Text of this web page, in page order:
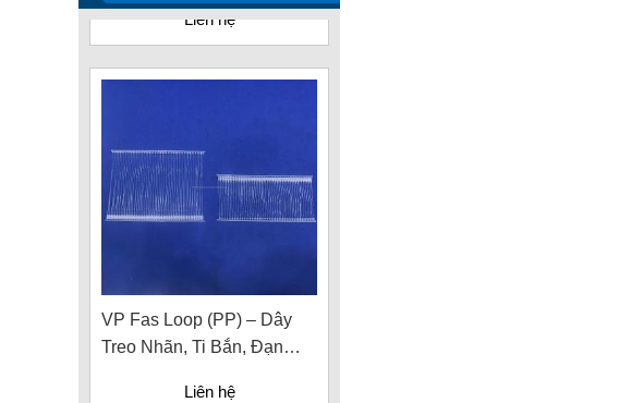
VP Fas Loop (PP) – Dây
Treo Nhãn, Ti Bắn, Đạn
Vòng Treo Nhãn Mác